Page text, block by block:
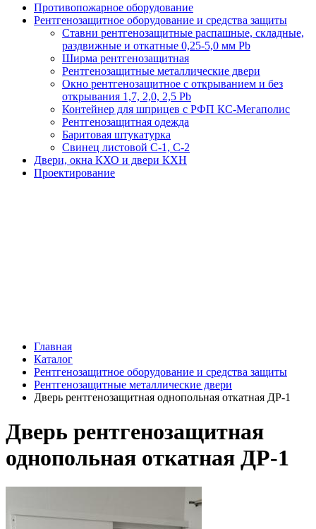
Противопожарное оборудование
Рентгенозащитное оборудование и средства защиты
Ставни рентгенозащитные распашные, складные,
раздвижные и откатные 0,25-5,0 мм Pb
Ширма рентгенозащитная
Рентгенозащитные металлические двери
Окно рентгенозащитное c открыванием и без
открывания 1,7, 2,0, 2,5 Pb
Контейнер для шприцев с РФП КС-Мегаполис
Рентгенозащитная одежда
Баритовая штукатурка
Свинец листовой С-1, С-2
Двери, окна КХО и двери КХН
Проектирование
Главная
Каталог
Рентгенозащитное оборудование и средства защиты
Рентгенозащитные металлические двери
Дверь рентгенозащитная однопольная откатная ДР-1
Дверь рентгенозащитная
однопольная откатная ДР-1